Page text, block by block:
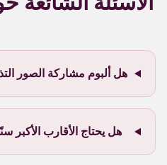
هل ألبوم مشاركة الصور
هل يحتاج الأقارب الأكبر